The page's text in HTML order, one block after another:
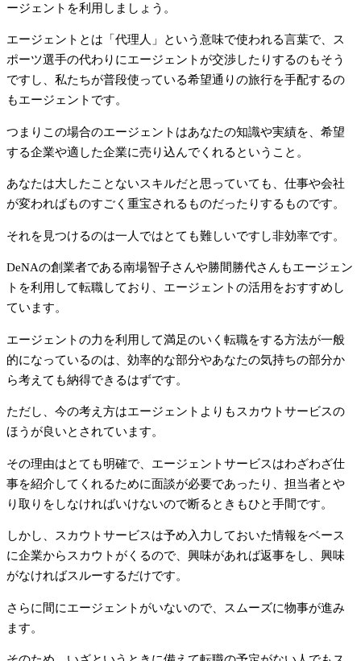
ージェントを利用しましょう。
エージェントとは「代理人」という意味で使われる言葉で、ス
ポーツ選手の代わりにエージェントが交渉したりするのもそう
ですし、私たちが普段使っている希望通りの旅行を手配するの
もエージェントです。
つまりこの場合のエージェントはあなたの知識や実績を、希望
する企業や適した企業に売り込んでくれるということ。
あなたは大したことないスキルだと思っていても、仕事や会社
が変わればものすごく重宝されるものだったりするものです。
それを見つけるのは一人ではとても難しいですし非効率です。
DeNAの創業者である南場智子さんや勝間勝代さんもエージェン
トを利用して転職しており、エージェントの活用をおすすめし
ています。
エージェントの力を利用して満足のいく転職をする方法が一般
的になっているのは、効率的な部分やあなたの気持ちの部分か
ら考えても納得できるはずです。
ただし、今の考え方はエージェントよりもスカウトサービスの
ほうが良いとされています。
その理由はとても明確で、エージェントサービスはわざわざ仕
事を紹介してくれるために面談が必要であったり、担当者とや
り取りをしなければいけないので断るときもひと手間です。
しかし、スカウトサービスは予め入力しておいた情報をベース
に企業からスカウトがくるので、興味があれば返事をし、興味
がなければスルーするだけです。
さらに間にエージェントがいないので、スムーズに物事が進み
ます。